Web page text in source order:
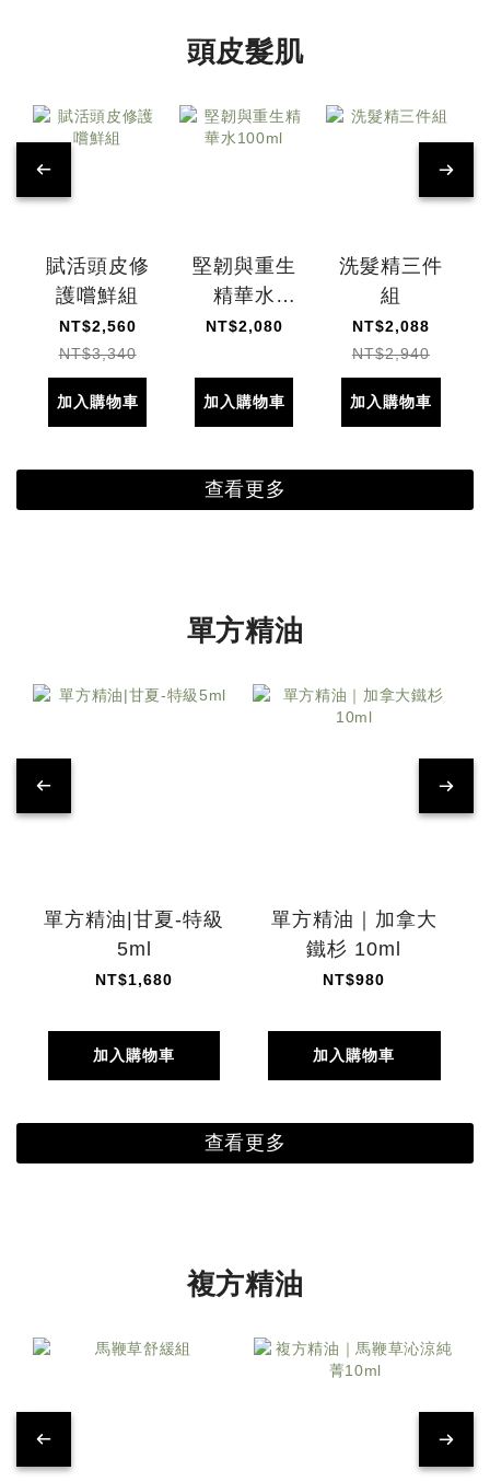
頭皮髮肌
賦活頭皮修
護嚐鮮組
NT$2,560
NT$3,340
加入購物車
堅韌與重生
精華水
100ml
NT$2,080
加入購物車
洗髮精三件
組
NT$2,088
NT$2,940
加入購物車
查看更多
單方精油
單方精油|甘夏-特級
5ml
NT$1,680
加入購物車
單方精油｜加拿大
鐵杉 10ml
NT$980
加入購物車
查看更多
複方精油